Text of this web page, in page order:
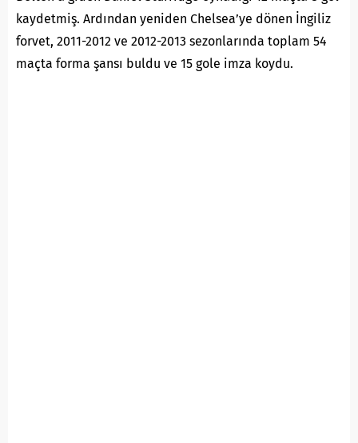
kaydetmiş. Ardından yeniden Chelsea’ye dönen İngiliz
forvet, 2011-2012 ve 2012-2013 sezonlarında toplam 54
maçta forma şansı buldu ve 15 gole imza koydu.